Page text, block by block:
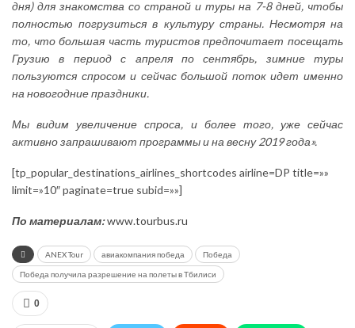
дня) для знакомства со страной и туры на 7-8 дней, чтобы
полностью погрузиться в культуру страны. Несмотря на
то, что большая часть туристов предпочитает посещать
Грузию в период с апреля по сентябрь, зимние туры
пользуются спросом и сейчас большой поток идет именно
на новогодние праздники.
Мы видим увеличение спроса, и более того, уже сейчас
активно запрашивают программы и на весну 2019 года».
[tp_popular_destinations_airlines_shortcodes airline=DP title=»»
limit=»10″ paginate=true subid=»»]
По материалам:www.tourbus.ru
ANEX Tour авиакомпания победа Победа
Победа получила разрешение на полеты в Тбилиси
0